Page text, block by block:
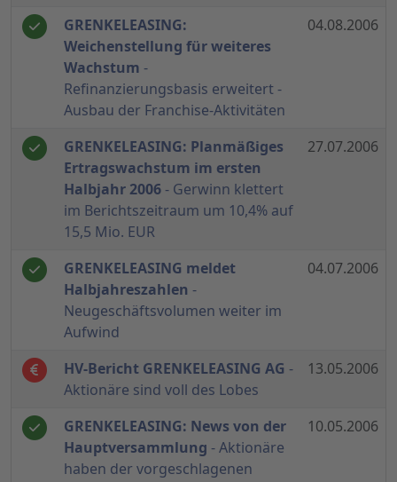
GRENKELEASING:
Weichenstellung für weiteres
Wachstum -
Refinanzierungsbasis erweitert -
Ausbau der Franchise-Aktivitäten
04.08.2006
GRENKELEASING: Planmäßiges
Ertragswachstum im ersten
Halbjahr 2006 - Gerwinn klettert
im Berichtszeitraum um 10,4% auf
15,5 Mio. EUR
27.07.2006
GRENKELEASING meldet
Halbjahreszahlen -
Neugeschäftsvolumen weiter im
Aufwind
04.07.2006
HV-Bericht GRENKELEASING AG -
Aktionäre sind voll des Lobes
13.05.2006
GRENKELEASING: News von der
Hauptversammlung - Aktionäre
haben der vorgeschlagenen
10.05.2006